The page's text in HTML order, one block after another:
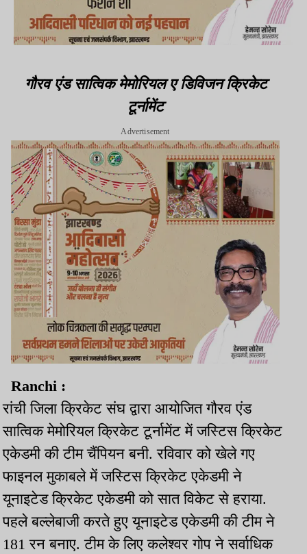
गौरव एंड सात्विक मेमोरियल ए डिविजन क्रिकेट
टूर्नामेंट
Advertisement
Ranchi :
रांची जिला क्रिकेट संघ द्वारा आयोजित गौरव एंड
सात्विक मेमोरियल क्रिकेट टूर्नामेंट में जस्टिस क्रिकेट
एकेडमी की टीम चैंपियन बनी. रविवार को खेले गए
फाइनल मुकाबले में जस्टिस क्रिकेट एकेडमी ने
यूनाइटेड क्रिकेट एकेडमी को सात विकेट से हराया.
पहले बल्लेबाजी करते हुए यूनाइटेड एकेडमी की टीम ने
181 रन बनाए. टीम के लिए कलेश्वर गोप ने सर्वाधिक